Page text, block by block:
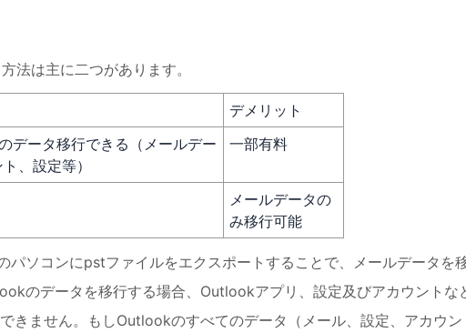
法は主に二つがあります。
デメリット
データ移行できる（メールデー
、設定等）
一部有料
メールデータの
み移行可能
ソコンにpstファイルをエクスポートすることで、メールデータを
のデータを移行する場合、Outlookアプリ、設定及びアカウントな
きません。もしOutlookのすべてのデータ（メール、設定、アカウン